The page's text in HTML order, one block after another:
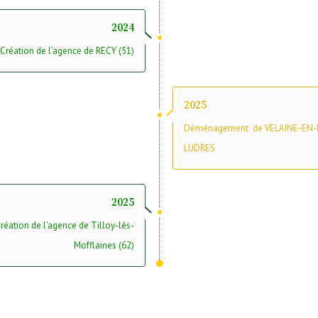
2024
Création de l’agence de RECY (51)
2025
Déménagement de VELAINE-EN-
LUDRES
2025
de l’agence de Tilloy-lès-
Mofflaines (62)